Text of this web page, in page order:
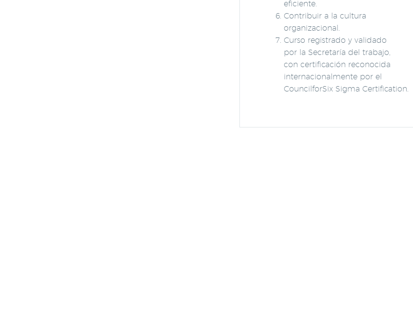
eficiente.
Contribuir a la cultura
organizacional.
Curso registrado y validado
por la Secretaría del trabajo,
con certificación reconocida
internacionalmente por el
CouncilforSix Sigma Certification.